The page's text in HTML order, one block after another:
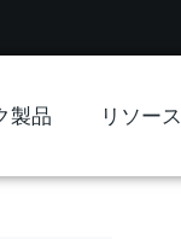
製品 リソース